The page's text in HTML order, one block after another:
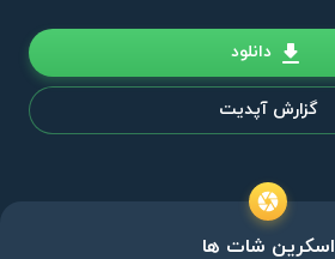
دانلود
گزارش آپدیت
اسکرین شات ها